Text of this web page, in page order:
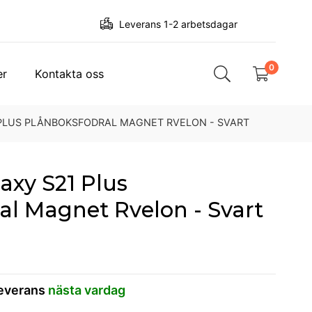
Leverans 1-2 arbetsdagar
Kontakta oss 0
PLÅNBOKSFODRAL MAGNET RVELON - SVART
S21 Plus
Magnet Rvelon - Svart
nästa vardag